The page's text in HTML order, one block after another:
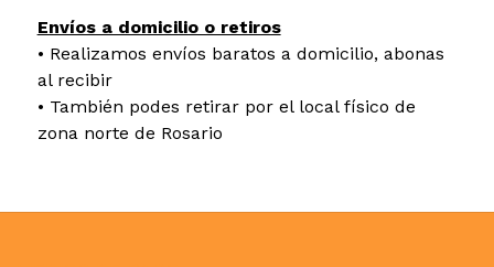
Envíos a domicilio o retiros
• Realizamos envíos baratos a domicilio, abonas
al recibir
• También podes retirar por el local físico de
zona norte de Rosario